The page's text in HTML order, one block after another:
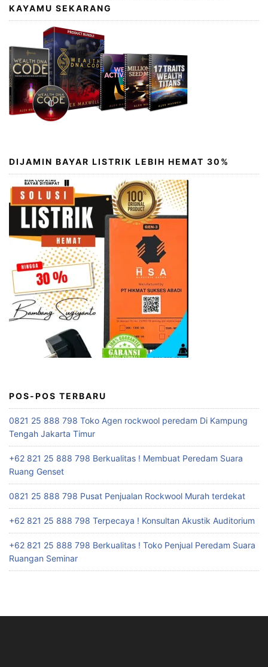
KAYAMU SEKARANG
DIJAMIN BAYAR LISTRIK LEBIH HEMAT 30%
POS-POS TERBARU
0821 25 888 798 Toko Agen rockwool peredam Di Kampung
Tengah Jakarta Timur
+62 821 25 888 798 Berkualitas ! Membuat Peredam Suara
Ruang Genset
0821 25 888 798 Pusat Penjualan Rockwool Murah terdekat
+62 821 25 888 798 Terpecaya ! Konsultan Akustik Auditorium
+62 821 25 888 798 Berkualitas ! Toko Penjual Peredam Suara
Ruangan Seminar